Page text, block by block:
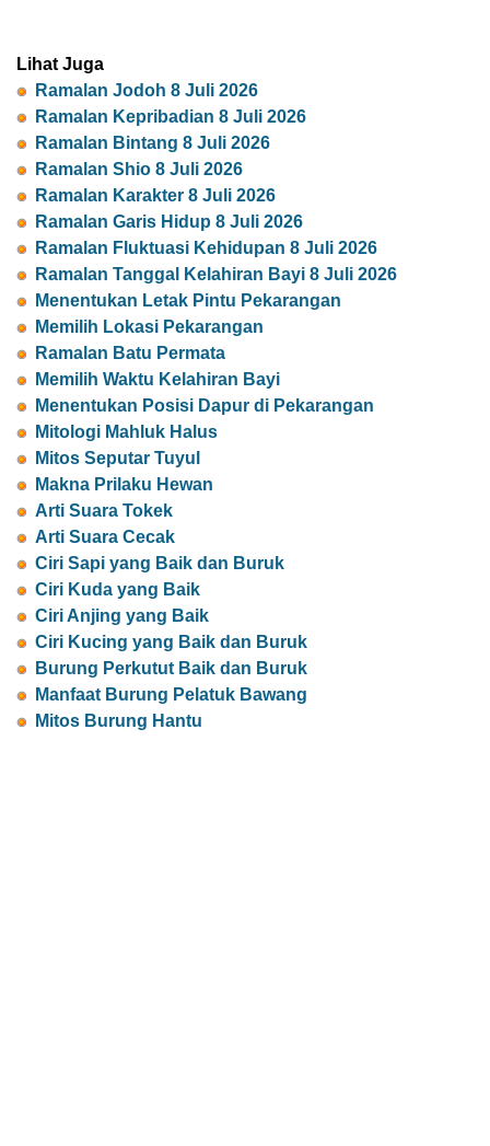
Lihat Juga
Ramalan Jodoh 8 Juli 2026
Ramalan Kepribadian 8 Juli 2026
Ramalan Bintang 8 Juli 2026
Ramalan Shio 8 Juli 2026
Ramalan Karakter 8 Juli 2026
Ramalan Garis Hidup 8 Juli 2026
Ramalan Fluktuasi Kehidupan 8 Juli 2026
Ramalan Tanggal Kelahiran Bayi 8 Juli 2026
Menentukan Letak Pintu Pekarangan
Memilih Lokasi Pekarangan
Ramalan Batu Permata
Memilih Waktu Kelahiran Bayi
Menentukan Posisi Dapur di Pekarangan
Mitologi Mahluk Halus
Mitos Seputar Tuyul
Makna Prilaku Hewan
Arti Suara Tokek
Arti Suara Cecak
Ciri Sapi yang Baik dan Buruk
Ciri Kuda yang Baik
Ciri Anjing yang Baik
Ciri Kucing yang Baik dan Buruk
Burung Perkutut Baik dan Buruk
Manfaat Burung Pelatuk Bawang
Mitos Burung Hantu